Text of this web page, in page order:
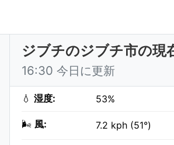
ジブチのジブチ市の現
16:30 今日に更新
💧 湿度: 53%
🌬️ 風: 7.2 kph (51°)